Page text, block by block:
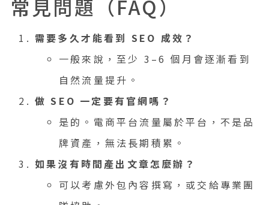
常見問題（FAQ）
需要多久才能看到 SEO 成效？
一般來說，至少 3–6 個月會逐漸看到
自然流量提升。
做 SEO 一定要有官網嗎？
是的。電商平台流量屬於平台，不是品
牌資產，無法長期積累。
如果沒有時間產出文章怎麼辦？
可以考慮外包內容撰寫，或交給專業團